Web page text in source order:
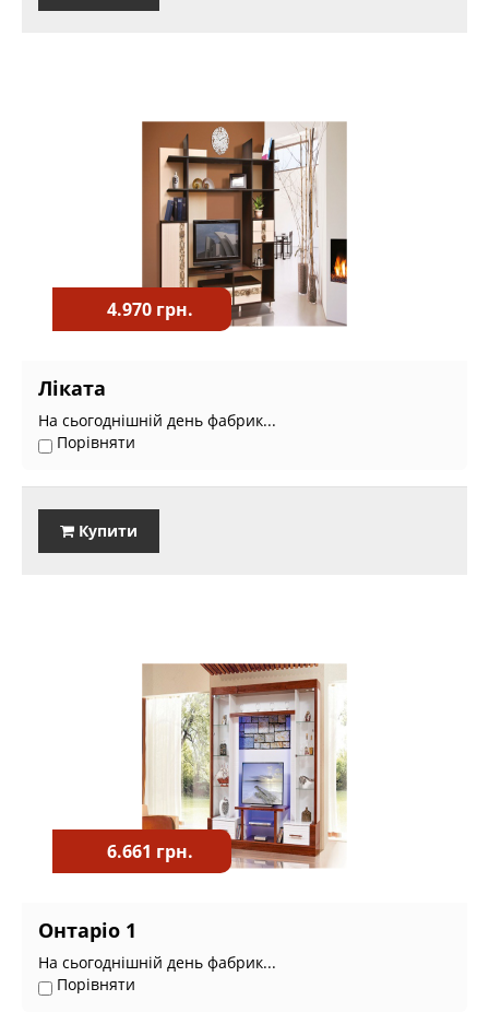
4.970 грн.
Ліката
На сьогоднішній день фабрик...
Порівняти
Купити
6.661 грн.
Онтаріо 1
На сьогоднішній день фабрик...
Порівняти